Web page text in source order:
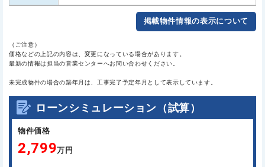
掲載物件情報の表示について
（ご注意）
価格などの上記の内容は、変更になっている場合があります。
最新の情報は担当の営業センターへお問い合わせください。
未完成物件の場合の築年月は、工事完了予定年月として表示しています。
ローンシミュレーション（試算）
物件価格
2,799万円